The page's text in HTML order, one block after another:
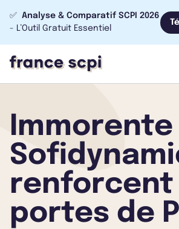
✅ Analyse & Comparatif SCPI 2026
- L’Outil Gratuit Essentiel
renforcent
portes de